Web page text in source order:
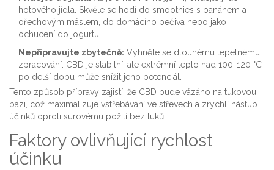
hotového jídla. Skvěle se hodí do smoothies s banánem a
ořechovým máslem, do domácího pečiva nebo jako
ochucení do jogurtu.
Nepřipravujte zbytečně: Vyhněte se dlouhému tepelnému
zpracování. CBD je stabilní, ale extrémní teplo nad 100-120 °C
po delší dobu může snížit jeho potenciál.
Tento způsob přípravy zajistí, že CBD bude vázáno na tukovou
bázi, což maximalizuje vstřebávání ve střevech a zrychlí nástup
účinků oproti surovému požití bez tuků.
Faktory ovlivňující rychlost
účinku